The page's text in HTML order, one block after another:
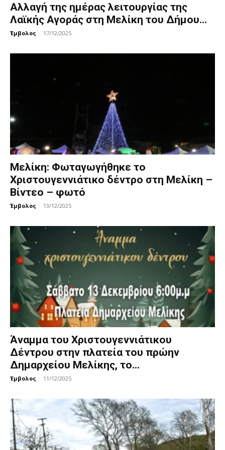
Αλλαγή της ημέρας λειτουργίας της
Λαϊκής Αγοράς στη Μελίκη του Δήμου...
Έμβολος - 17/12/2025
Μελίκη: Φωταγωγήθηκε το
Χριστουγεννιάτικο δέντρο στη Μελίκη –
Βίντεο – φωτό
Έμβολος - 13/12/2025
Άναμμα του Χριστουγεννιάτικου
Δέντρου στην πλατεία του πρώην
Δημαρχείου Μελίκης, το...
Έμβολος - 11/12/2025